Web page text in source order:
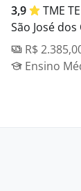
3,9 TME
São José dos
R$
Ensino